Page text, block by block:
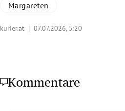
Margareten
kurier.at | 07.07.2026, 5:20
Kommentare